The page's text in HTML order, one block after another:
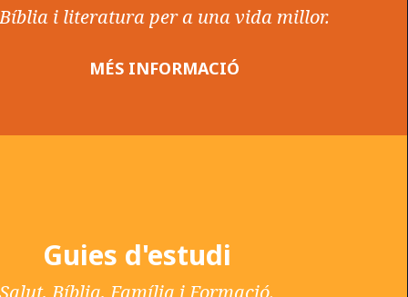
Bíblia i literatura per a una vida millor.
MÉS INFORMACIÓ
Guies d'estudi
Salut, Bíblia, Família i Formació.